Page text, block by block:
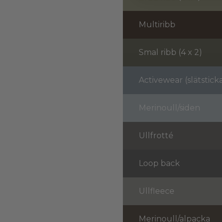
Multiribb
Smal ribb (4 x 2)
Activewear
Merinoull/siden
Ullfrotté
Loop back
Ullfleece
Merinoull/alpacka